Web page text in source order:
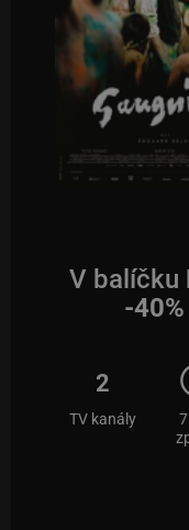
V balíčku
-40%
2
TV kanály